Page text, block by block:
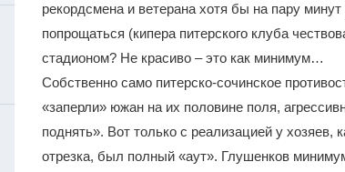
рекордсмена и ветерана хотя бы на пару
попрощаться (кипера питерского клуба
стадионом? Не красиво – это как минимум…
Собственно само питерско-сочинское
«заперли» южан на их половине поля,
поднять». Вот только с реализацией у хозяев,
отрезка, был полный «аут». Глушенков